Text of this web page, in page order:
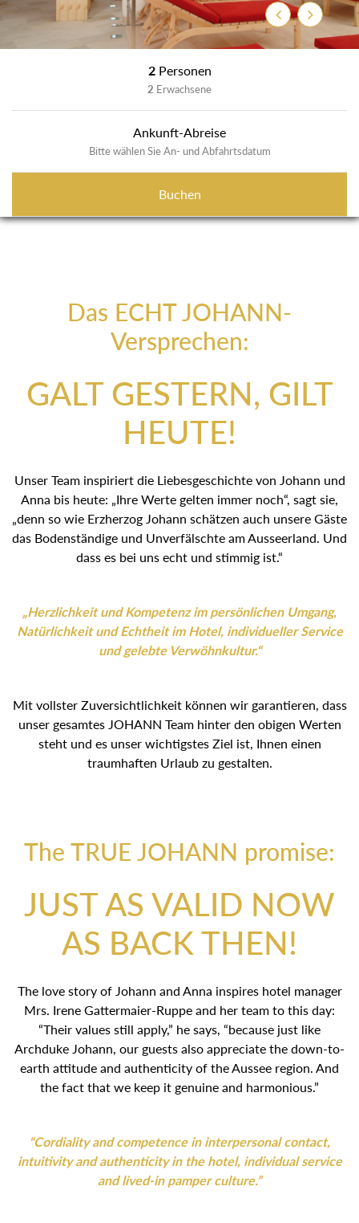
Previous
Next
2 Personen
2 Erwachsene
Ankunft-Abreise
Bitte wählen Sie An- und Abfahrtsdatum
Buchen
Das ECHT JOHANN-
Versprechen:
GALT GESTERN, GILT
HEUTE!
Unser Team inspiriert die Liebesgeschichte von Johann und
Anna bis heute: „Ihre Werte gelten immer noch“, sagt sie,
„denn so wie Erzherzog Johann schätzen auch unsere Gäste
das Bodenständige und Unverfälschte am Ausseerland. Und
dass es bei uns echt und stimmig ist.“
„Herzlichkeit und Kompetenz im persönlichen Umgang,
Natürlichkeit und Echtheit im Hotel, individueller Service
und gelebte Verwöhnkultur.“
Mit vollster Zuversichtlichkeit können wir garantieren, dass
unser gesamtes JOHANN Team hinter den obigen Werten
steht und es unser wichtigstes Ziel ist, Ihnen einen
traumhaften Urlaub zu gestalten.
The TRUE JOHANN promise:
JUST AS VALID NOW
AS BACK THEN!
The love story of Johann and Anna inspires hotel manager
Mrs. Irene Gattermaier-Ruppe and her team to this day:
“Their values still apply,” he says, “because just like
Archduke Johann, our guests also appreciate the down-to-
earth attitude and authenticity of the Aussee region. And
the fact that we keep it genuine and harmonious.”
“Cordiality and competence in interpersonal contact,
intuitivity and authenticity in the hotel, individual service
and lived-in pamper culture.”